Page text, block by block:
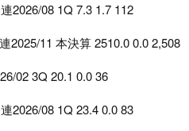
2026/08 1Q 7.3 1.7 112
2025/11 本決算 2510.0 0.0 2,508
02 3Q 20.1 0.0 36
2026/08 1Q 23.4 0.0 83